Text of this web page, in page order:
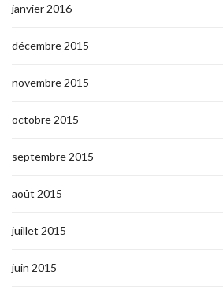
janvier 2016
décembre 2015
novembre 2015
octobre 2015
septembre 2015
août 2015
juillet 2015
juin 2015